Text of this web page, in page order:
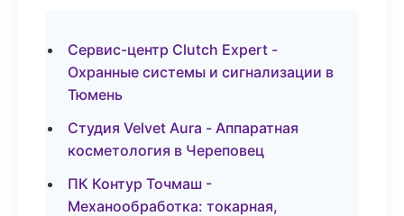
Сервис-центр Clutch Expert -
Охранные системы и сигнализации в
Тюмень
Студия Velvet Aura - Аппаратная
косметология в Череповец
ПК Контур Точмаш -
Механообработка: токарная,